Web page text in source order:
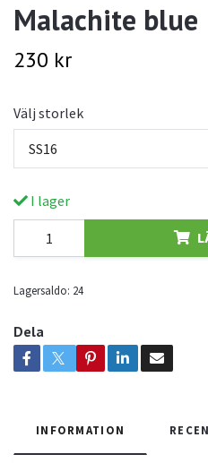
Malachite blue
230 kr
Välj storlek
SS16
I lager
Lagersaldo: 24
Dela
INFORMATION